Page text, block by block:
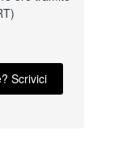
Scrivici